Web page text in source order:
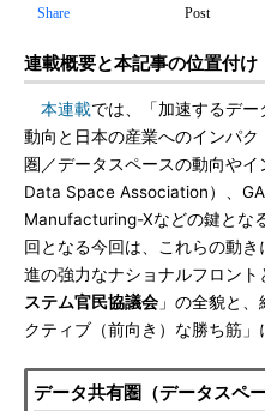
Share Post
連載概要と本記事の位置付け
本連載では、「加速するデ
動向と日本の産業へのインパ
圏／データスペースの動向や
Data Space Association）、
Manufacturing-Xなどの鍵とな
回となる今回は、これらの動
進の強力なナショナルフロント
ステム官民協議会 」の全貌と
クティブ（前向き）な勝ち筋」
データ共有圏（データスペ